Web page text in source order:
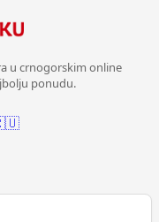
u crnogorskim online
ponudu.